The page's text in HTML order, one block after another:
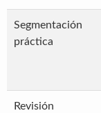
Segmentación
práctica
Revisión